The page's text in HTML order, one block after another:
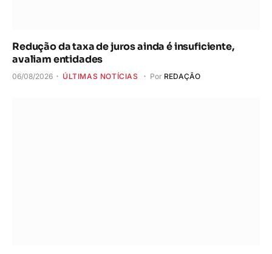
Redução da taxa de juros ainda é insuficiente,
avaliam entidades
06/08/2026 ÚLTIMAS NOTÍCIAS Por REDAÇÃO